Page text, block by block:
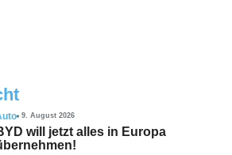
9. August 2026
will jetzt alles in Europa